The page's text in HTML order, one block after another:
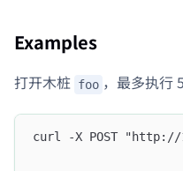
Examples
打开木桩 foo ，最多执行 5
curl -X POST "http://